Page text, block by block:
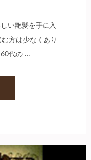
い艶髪を手に入
方は少なくあり
60代の …